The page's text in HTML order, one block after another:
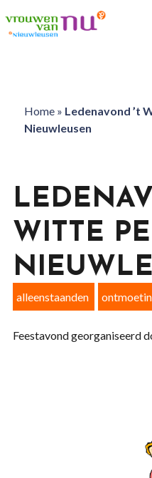
Home» Ledenavond ’t
Nieuwleusen
WITTE
alleenstaanden
Feestavond georganiseerd